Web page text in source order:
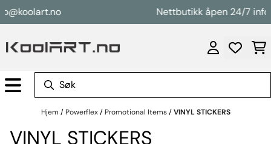
Hopp til innhold Nettbutikk åpen 24/7
Hjem / Powerflex/ Promotional Items/VINYL STICKERS
VINYL STICKERS